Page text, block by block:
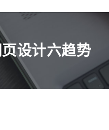
设计六趋势